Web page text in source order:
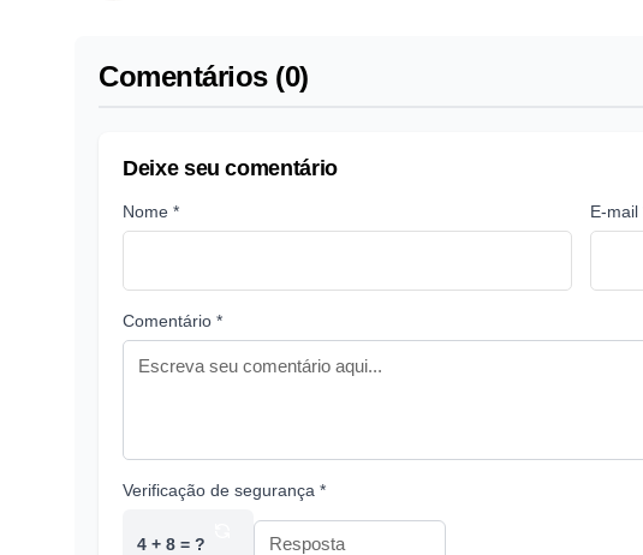
Comentários (0)
Deixe seu comentário
Nome * E-mail
Comentário *
Verificação de segurança *
4 + 8 = ?